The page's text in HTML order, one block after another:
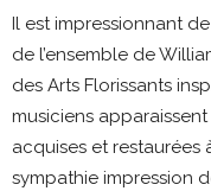
Il est impressionnant
de l’ensemble de
des Arts Florissants
musiciens
acquises et
sympathie impression